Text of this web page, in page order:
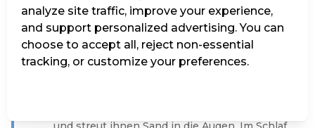
Wald um Beeren und Pilze zu sammeln. Fröhlich
kommt der Vater nach Hause, er hat heute gute
Geschäfte gemacht und viele Besen verkauft. Als
er hört, dass die Kinder im Wald sind ist er
besorgt, denn sie könnten sich bis zur
analyze site traffic, improve your experience,
and support personalized advertising. You can
choose to accept all, reject non-essential
tracking, or customize your preferences.